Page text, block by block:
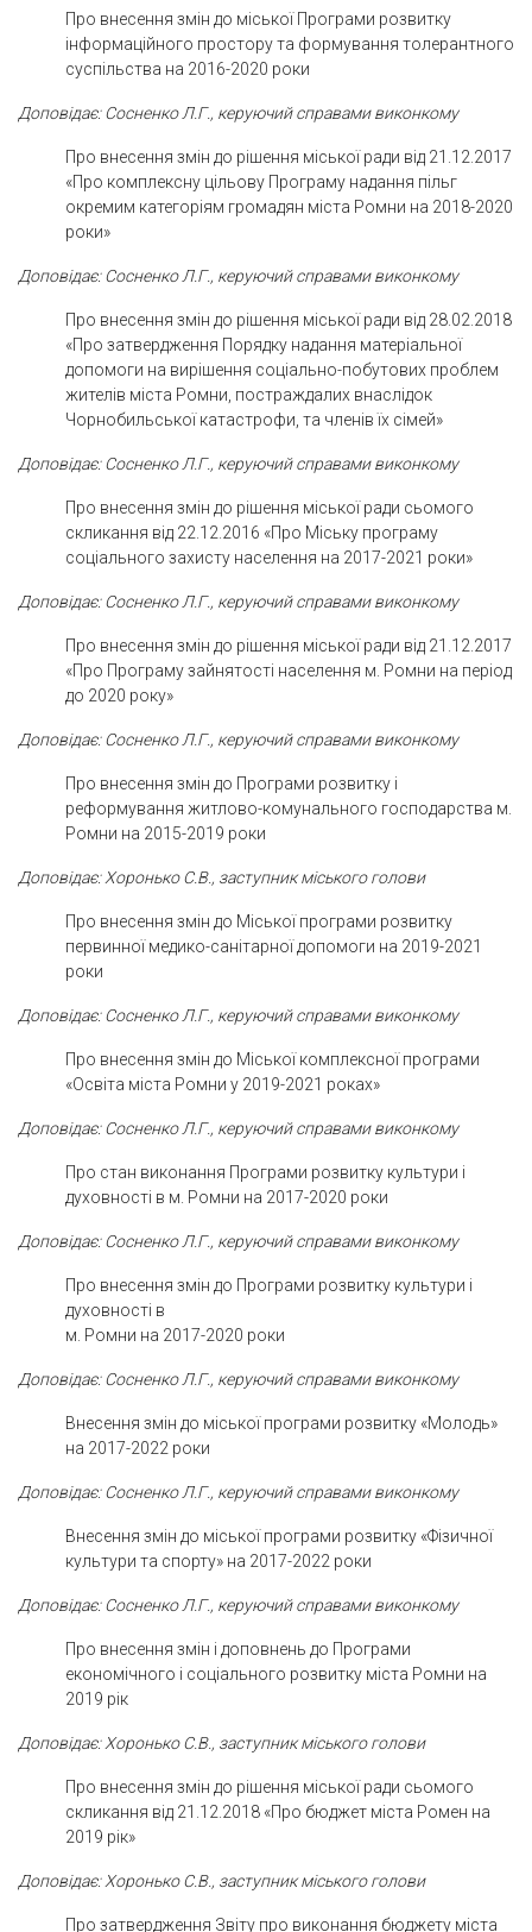
Про внесення змін до міської Програми розвитку
інформаційного простору та формування толерантного
суспільства на 2016-2020 роки
Доповідає: Сосненко Л.Г., керуючий справами виконкому
Про внесення змін до рішення міської ради від 21.12.2017
«Про комплексну цільову Програму надання пільг
окремим категоріям громадян міста Ромни на 2018-2020
роки»
Доповідає: Сосненко Л.Г., керуючий справами виконкому
Про внесення змін до рішення міської ради від 28.02.2018
«Про затвердження Порядку надання матеріальної
допомоги на вирішення соціально-побутових проблем
жителів міста Ромни, постраждалих внаслідок
Чорнобильської катастрофи, та членів їх сімей»
Доповідає: Сосненко Л.Г., керуючий справами виконкому
Про внесення змін до рішення міської ради сьомого
скликання від 22.12.2016 «Про Міську програму
соціального захисту населення на 2017-2021 роки»
Доповідає: Сосненко Л.Г., керуючий справами виконкому
Про внесення змін до рішення міської ради від 21.12.2017
«Про Програму зайнятості населення м. Ромни на період
до 2020 року»
Доповідає: Сосненко Л.Г., керуючий справами виконкому
Про внесення змін до Програми розвитку і
реформування житлово-комунального господарства м.
Ромни на 2015-2019 роки
Доповідає: Хоронько С.В., заступник міського голови
Про внесення змін до Міської програми розвитку
первинної медико-санітарної допомоги на 2019-2021
роки
Доповідає: Сосненко Л.Г., керуючий справами виконкому
Про внесення змін до Міської комплексної програми
«Освіта міста Ромни у 2019-2021 роках»
Доповідає: Сосненко Л.Г., керуючий справами виконкому
Про стан виконання Програми розвитку культури і
духовності в м. Ромни на 2017-2020 роки
Доповідає: Сосненко Л.Г., керуючий справами виконкому
Про внесення змін до Програми розвитку культури і
духовності в
м. Ромни на 2017-2020 роки
Доповідає: Сосненко Л.Г., керуючий справами виконкому
Внесення змін до міської програми розвитку «Молодь»
на 2017-2022 роки
Доповідає: Сосненко Л.Г., керуючий справами виконкому
Внесення змін до міської програми розвитку «Фізичної
культури та спорту» на 2017-2022 роки
Доповідає: Сосненко Л.Г., керуючий справами виконкому
Про внесення змін і доповнень до Програми
економічного і соціального розвитку міста Ромни на
2019 рік
Доповідає: Хоронько С.В., заступник міського голови
Про внесення змін до рішення міської ради сьомого
скликання від 21.12.2018 «Про бюджет міста Ромен на
2019 рік»
Доповідає: Хоронько С.В., заступник міського голови
Про затвердження Звіту про виконання бюджету міста